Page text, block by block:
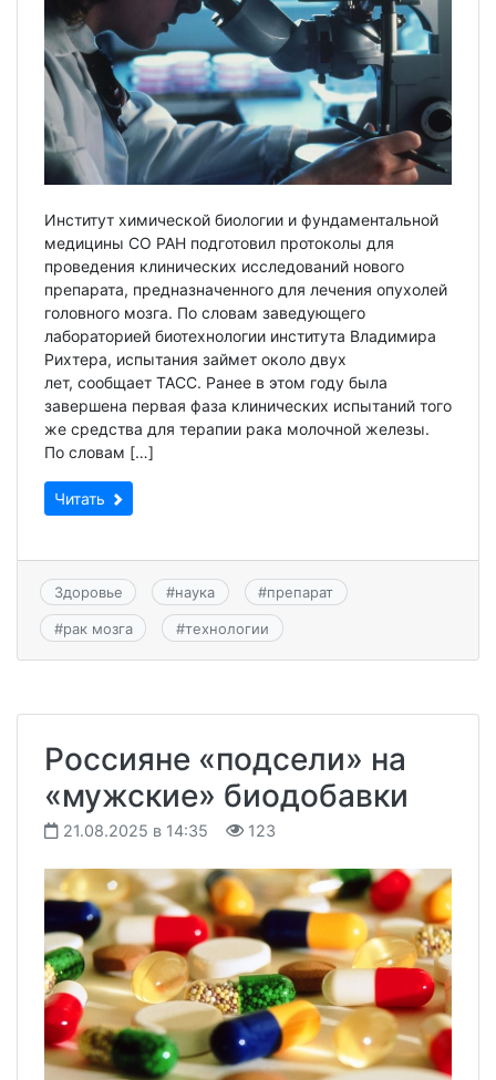
Институт химической биологии и фундаментальной
медицины СО РАН подготовил протоколы для
проведения клинических исследований нового
препарата, предназначенного для лечения опухолей
головного мозга. По словам заведующего
лабораторией биотехнологии института Владимира
Рихтера, испытания займет около двух
лет, сообщает ТАСС. Ранее в этом году была
завершена первая фаза клинических испытаний того
же средства для терапии рака молочной железы.
По словам […]
Читать
Здоровье #наука #препарат
#рак мозга #технологии
Россияне «подсели» на
«мужские» биодобавки
21.08.2025 в 14:35 123